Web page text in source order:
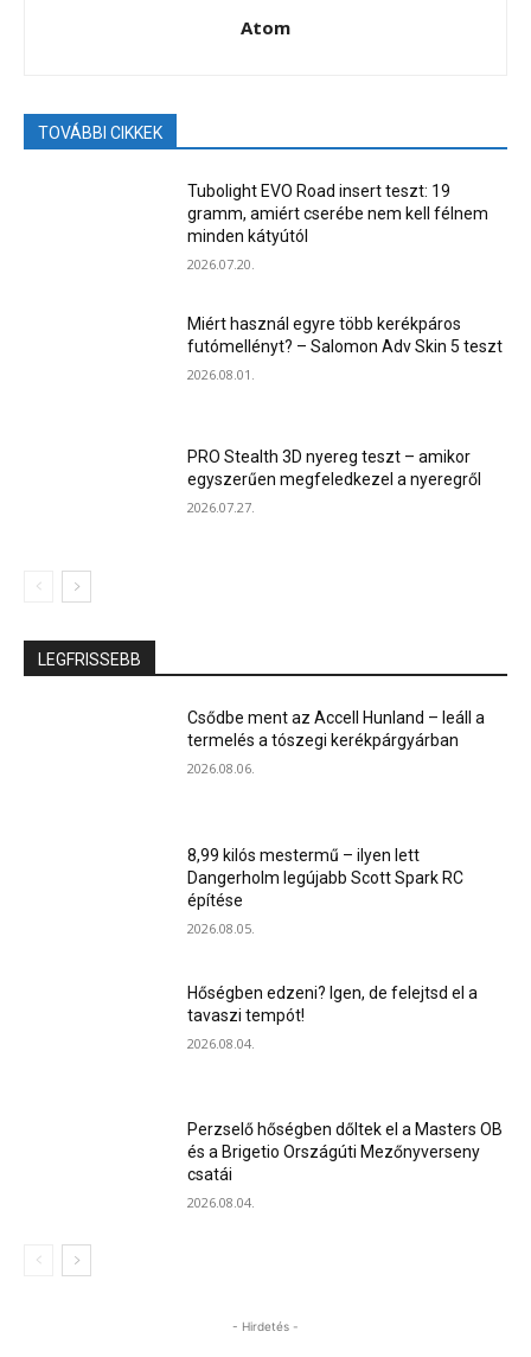
Atom
TOVÁBBI CIKKEK
Tubolight EVO Road insert teszt: 19
gramm, amiért cserébe nem kell félnem
minden kátyútól
2026.07.20.
Miért használ egyre több kerékpáros
futómellényt? – Salomon Adv Skin 5 teszt
2026.08.01.
PRO Stealth 3D nyereg teszt – amikor
egyszerűen megfeledkezel a nyeregről
2026.07.27.
LEGFRISSEBB
Csődbe ment az Accell Hunland – leáll a
termelés a tószegi kerékpárgyárban
2026.08.06.
8,99 kilós mestermű – ilyen lett
Dangerholm legújabb Scott Spark RC
építése
2026.08.05.
Hőségben edzeni? Igen, de felejtsd el a
tavaszi tempót!
2026.08.04.
Perzselő hőségben dőltek el a Masters OB
és a Brigetio Országúti Mezőnyverseny
csatái
2026.08.04.
- Hirdetés -